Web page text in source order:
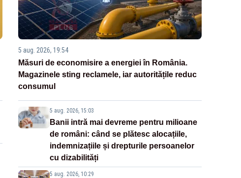
5 aug. 2026, 19:54
Măsuri de economisire a energiei în România.
Magazinele sting reclamele, iar autoritățile reduc
consumul
5 aug. 2026, 15:03
Banii intră mai devreme pentru milioane
de români: când se plătesc alocațiile,
indemnizațiile și drepturile persoanelor
cu dizabilități
5 aug. 2026, 10:29